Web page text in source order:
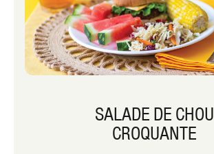
SALADE DE CHOU
CROQUANTE